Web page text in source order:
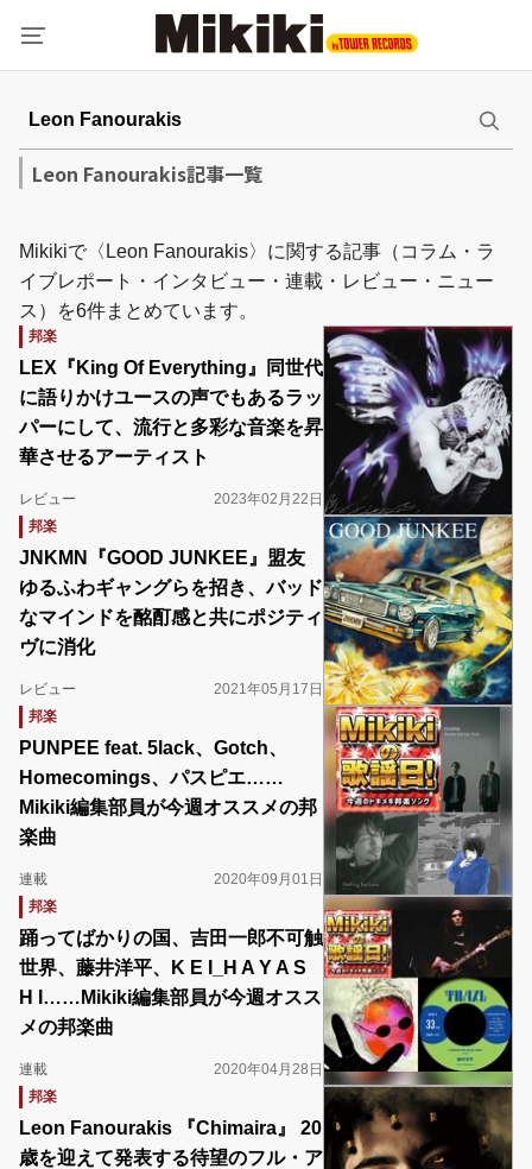
Leon Fanourakis記事一覧
Mikikiで〈Leon Fanourakis〉に関する記事（コラム・ラ
イブレポート・インタビュー・連載・レビュー・ニュー
ス）を6件まとめています。
邦楽
LEX『King Of Everything』同世代
に語りかけユースの声でもあるラッ
パーにして、流行と多彩な音楽を昇
華させるアーティスト
レビュー
2023年02月22日
邦楽
JNKMN『GOOD JUNKEE』盟友
ゆるふわギャングらを招き、バッド
なマインドを酩酊感と共にポジティ
ヴに消化
レビュー
2021年05月17日
邦楽
PUNPEE feat. 5lack、Gotch、
Homecomings、パスピエ……
Mikiki編集部員が今週オススメの邦
楽曲
連載
2020年09月01日
邦楽
踊ってばかりの国、吉田一郎不可触
世界、藤井洋平、K E I_H A Y A S
H I……Mikiki編集部員が今週オスス
メの邦楽曲
連載
2020年04月28日
邦楽
Leon Fanourakis 『Chimaira』 20
歳を迎えて発表する待望のフル・ア